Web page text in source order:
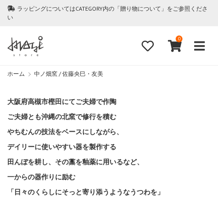
ラッピングについてはCATEGORY内の「贈り物について」をご参照くださ
い
0
ホーム 中ノ畑窯 / 佐藤央巳・友美
大阪府高槻市樫田にてご夫婦で作陶
ご夫婦とも沖縄の北窯で修行を積む
やちむんの技法をベースにしながら、
デイリーに使いやすい器を製作する
田んぼを耕し、その藁を釉薬に用いるなど、
一からの器作りに励む
「日々のくらしにそっと寄り添うようなうつわを」